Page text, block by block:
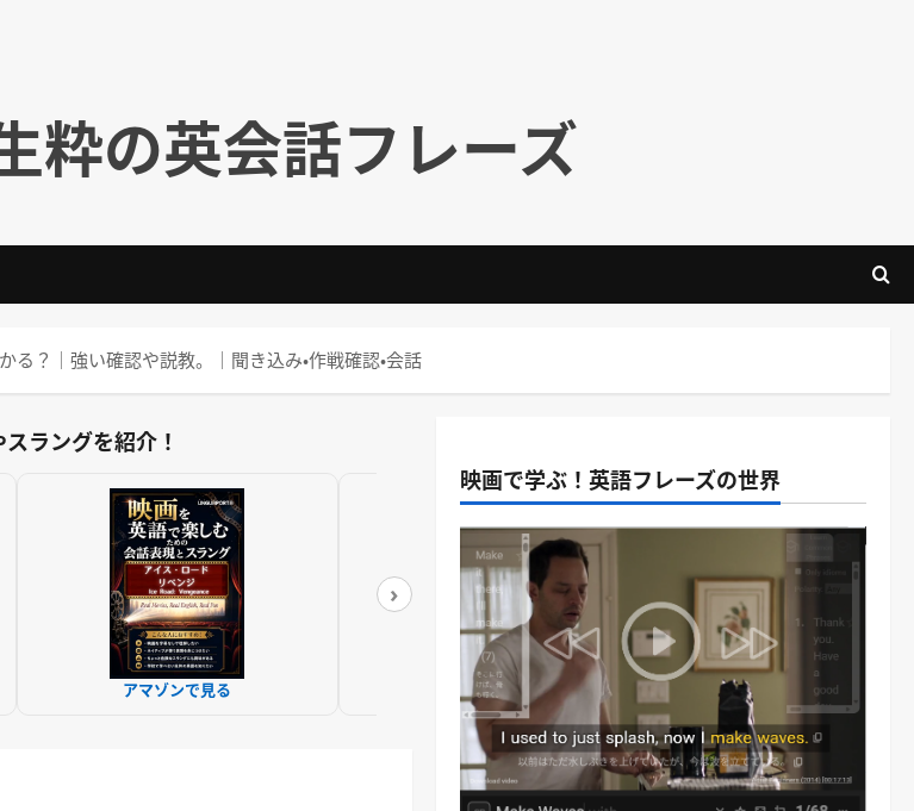
粋の英会話フレーズ
？｜強い確認や説教。｜聞き込み・作戦確認・会話
ラングを紹介！
アマゾンで見る アマゾンで見る アマゾンで見る
›
映画で学ぶ！英語フレーズの世界